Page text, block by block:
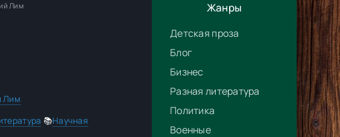
Жанры
Детская проза
Блог
Бизнес
Разная литература
Политика
Военные
Лим
Лим
📚Научная